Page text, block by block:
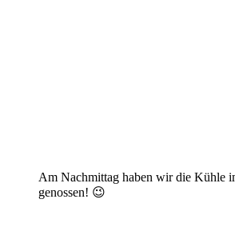
Am Nachmittag haben wir die Kühle
genossen! 😉